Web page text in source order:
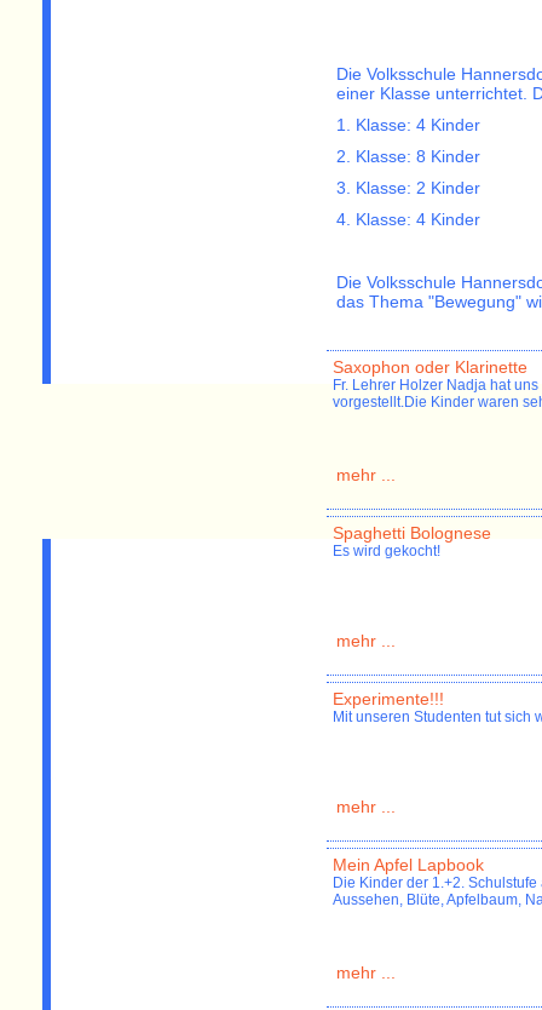
Die Volksschule
einer Klasse unterrichtet.
1. Klasse: 4 Kinder
2. Klasse: 8 Kinder
3. Klasse: 2 Kinder
4. Klasse: 4 Kinder
Die Volksschule
das Thema "Bewegung"
Saxophon oder Klarinette
Fr. Lehrer Holzer Nadja hat
vorgestellt.Die Kinder waren
mehr ...
Spaghetti Bolognese
Es wird gekocht!
mehr ...
Experimente!!!
Mit unseren Studenten tut sich
mehr ...
Mein Apfel Lapbook
Die Kinder der 1.+2.
Aussehen, Blüte, Apfelbaum,
mehr ...